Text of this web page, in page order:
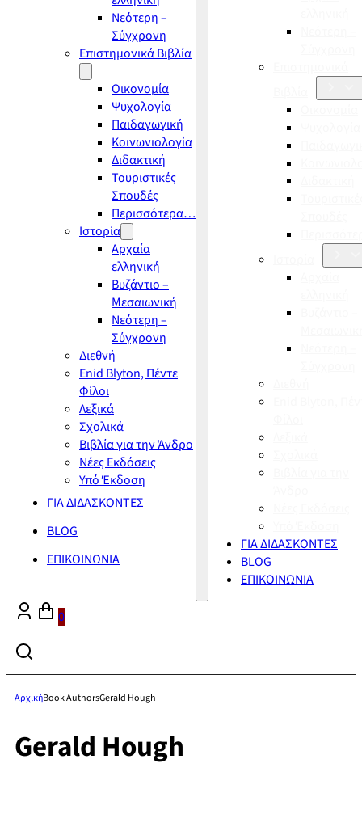
Νεότερη –
Σύγχρονη
Επιστημονικά Βιβλία
Οικονομία
Ψυχολογία
Παιδαγωγική
Κοινωνιολογία
Διδακτική
Τουριστικές
Σπουδές
Περισσότερα…
Ιστορία
Αρχαία
ελληνική
Βυζάντιο –
Μεσαιωνική
Νεότερη –
Σύγχρονη
Διεθνή
Enid Blyton, Πέντε
Φίλοι
Λεξικά
Σχολικά
Βιβλία για την Άνδρο
Νέες Εκδόσεις
Υπό Έκδοση
ΓΙΑ ΔΙΔΑΣΚΟΝΤΕΣ
BLOG
ΕΠΙΚΟΙΝΩΝΙΑ
ΓΙΑ ΔΙΔΑΣΚΟΝΤΕΣ
BLOG
ΕΠΙΚΟΙΝΩΝΙΑ
0
ΑρχικήBook AuthorsGerald Hough
Gerald Hough